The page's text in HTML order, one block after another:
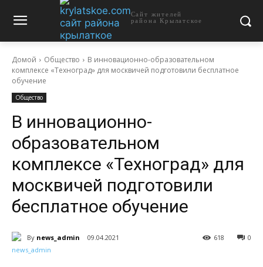
Сайт жителей
района Крылатское
Домой Общество
В инновационно-образовательном
комплексе «Техноград» для москвичей подготовили бесплатное
обучение
Общество
В инновационно-
образовательном
комплексе «Техноград» для
москвичей подготовили
бесплатное обучение
By news_admin 09.04.2021 0
618